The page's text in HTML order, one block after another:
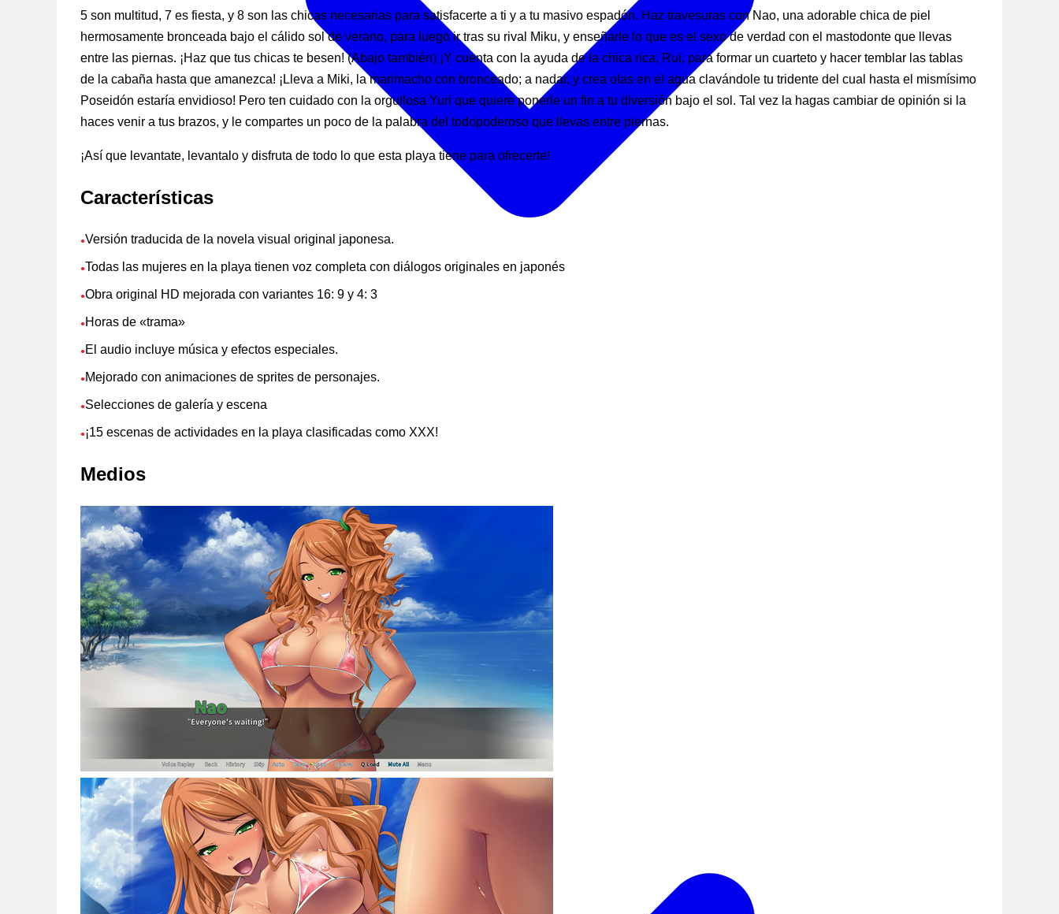
Soporte
5 son multitud, 7 es fiesta, y 8 son las chicas necesarias para satisfacerte a ti y a tu masivo espadón. Haz travesuras con Nao, una adorable chica de piel
hermosamente bronceada bajo el cálido sol de verano, para luego ir tras su rival Miku, y enseñarle lo que es el sexo de verdad con el mastodonte que llevas
entre las piernas. ¡Haz que tus chicas te besen! (Abajo también) ¡Y cuenta con la ayuda de la chica rica, Rui, para formar un cuarteto y hacer temblar las tablas
de la cabaña hasta que amanezca! ¡Lleva a Miki, la marimacho con bronceado; a nadar, y crea olas en el agua clavándole tu tridente del cual hasta el mismísimo
Poseidón estaría envidioso! Pero ten cuidado con la orgullosa Yuri que quiere ponerle un fin a tu diversión bajo el sol. Tal vez la hagas cambiar de opinión si la
haces venir a tus brazos, y le compartes un poco de la palabra del todopoderoso que llevas entre piernas.
¡Así que levantate, levantalo y disfruta de todo lo que esta playa tiene para ofrecerte!
Características
●Versión traducida de la novela visual original japonesa.
●Todas las mujeres en la playa tienen voz completa con diálogos originales en japonés
●Obra original HD mejorada con variantes 16: 9 y 4: 3
● Horas de «trama»
● El audio incluye música y efectos especiales.
● Mejorado con animaciones de sprites de personajes.
●Selecciones de galería y escena
● ¡15 escenas de actividades en la playa clasificadas como XXX!
Medios